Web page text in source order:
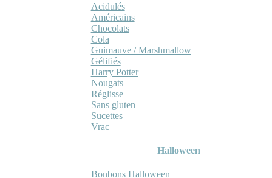
Acidulés
Américains
Chocolats
Cola
Guimauve / Marshmallow
Gélifiés
Harry Potter
Nougats
Réglisse
Sans gluten
Sucettes
Vrac
Halloween
Bonbons Halloween